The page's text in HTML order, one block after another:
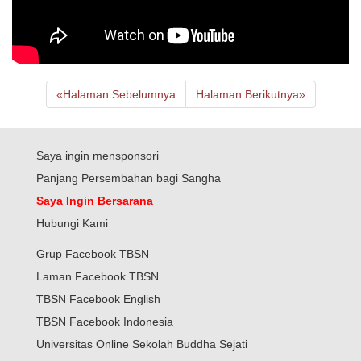
«Halaman Sebelumnya Halaman Berikutnya»
Saya ingin mensponsori
Panjang Persembahan bagi Sangha
Saya Ingin Bersarana
Hubungi Kami
Grup Facebook TBSN
Laman Facebook TBSN
TBSN Facebook English
TBSN Facebook Indonesia
Universitas Online Sekolah Buddha Sejati